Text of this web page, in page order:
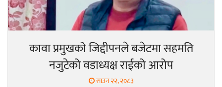
कावा प्रमुखको जिद्दीपनले बजेटमा सहमति
नजुटेको वडाध्यक्ष राईको आरोप
साउन २२, २०८३